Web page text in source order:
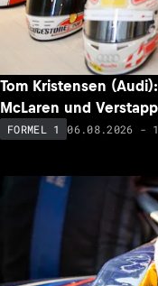
Tom Kristensen
McLaren und
FORMEL 1 06.08.2026 -